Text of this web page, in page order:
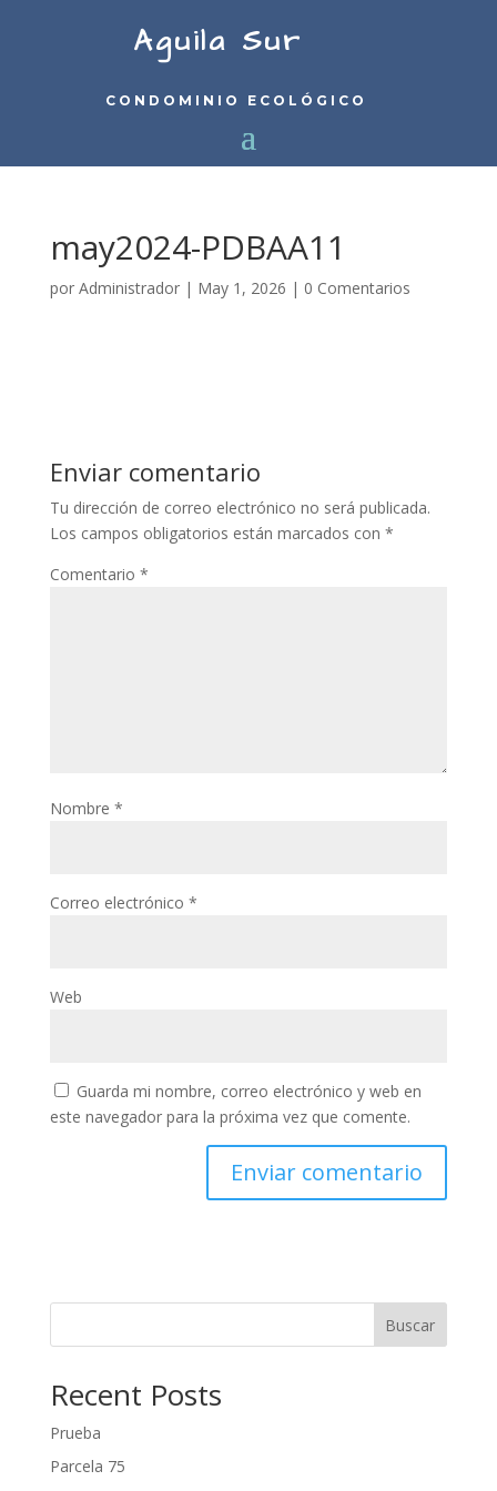
Aguila Sur
CONDOMINIO ECOLÓGICO
may2024-PDBAA11
por Administrador| May 1, 2026 | 0 Comentarios
Enviar comentario
Tu dirección de correo electrónico no será publicada.
Los campos obligatorios están marcados con *
Comentario *
Nombre *
Correo electrónico *
Web
Guarda mi nombre, correo electrónico y web en
este navegador para la próxima vez que comente.
Buscar
Recent Posts
Prueba
Parcela 75